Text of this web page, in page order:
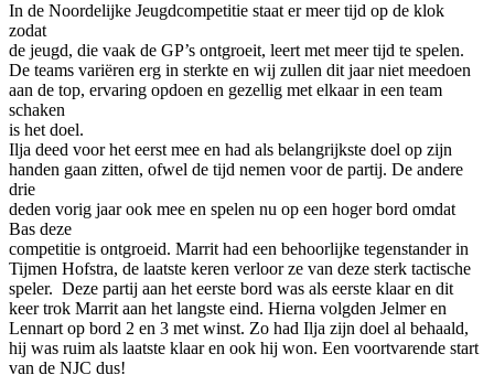
In de Noordelijke Jeugdcompetitie staat er meer tijd op de klok
zodat
de jeugd, die vaak de GP’s ontgroeit, leert met meer tijd te spelen.
De teams variëren erg in sterkte en wij zullen dit jaar niet meedoen
aan de top, ervaring opdoen en gezellig met elkaar in een team
schaken
is het doel.
Ilja deed voor het eerst mee en had als belangrijkste doel op zijn
handen gaan zitten, ofwel de tijd nemen voor de partij. De andere
drie
deden vorig jaar ook mee en spelen nu op een hoger bord omdat
Bas deze
competitie is ontgroeid. Marrit had een behoorlijke tegenstander in
Tijmen Hofstra, de laatste keren verloor ze van deze sterk tactische
speler. Deze partij aan het eerste bord was als eerste klaar en dit
keer trok Marrit aan het langste eind. Hierna volgden Jelmer en
Lennart op bord 2 en 3 met winst. Zo had Ilja zijn doel al behaald,
hij was ruim als laatste klaar en ook hij won. Een voortvarende start
van de NJC dus!